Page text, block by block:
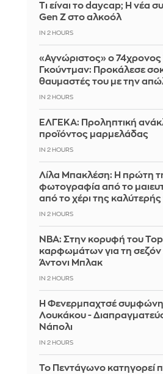
Τι είναι το daycap; Η νέα
Gen Z στο αλκοόλ
IN 2 HOURS
«Αγνώριστος» ο 74χρονος
Γκούντμαν: Προκάλεσε
θαυμαστές του με την
IN 2 HOURS
ΕΛΓΕΚΑ: Προληπτική
προϊόντος μαρμελάδας
IN 2 HOURS
Λίλα Μπακλέση: Η πρώτη
φωτογραφία από το
από το χέρι της
IN 2 HOURS
ΝΒΑ: Στην κορυφή του
καρφωμάτων για τη
Άντονι Μπλακ
IN 2 HOURS
Η Φενερμπαχτσέ
Λουκάκου -
Νάπολι
IN 2 HOURS
Το Πεντάγωνο κατηγορεί